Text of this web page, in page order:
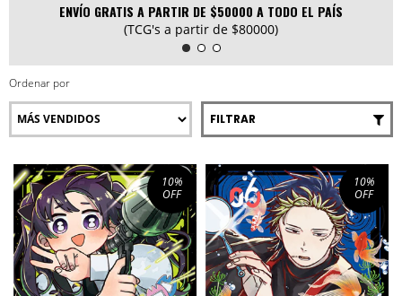
ENVÍO GRATIS A PARTIR DE $50000 A TODO EL PAÍS
(TCG's a partir de $80000)
Ordenar por
FILTRAR
10%
OFF
10%
OFF